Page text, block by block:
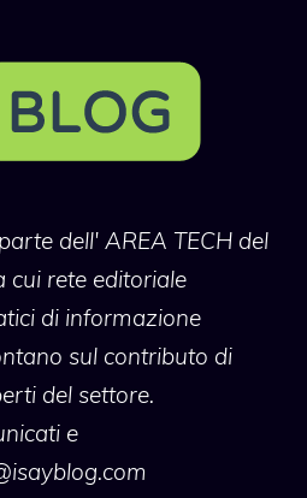
dell' AREA TECH del
cui rete editoriale
di informazione
sul contributo di
del settore.
e